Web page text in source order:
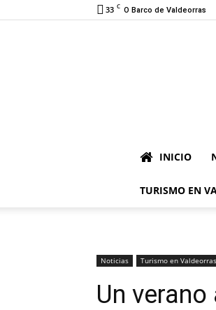
33 C O Barco de Valdeorras
INICIO
TURISMO EN
Noticias Turismo en Valdeorras
Un